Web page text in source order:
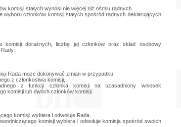
komisji stałych wynosi nie więcej niż ośmiu radnych.
wyboru członków komisji stałych spośród radnych deklarujących
komisji doraźnych, liczbę jej członków oraz skład osobowy
Rada może dokonywać zmian w przypadku:
z członkostwa komisji,
z funkcji członka komisji na uzasadniony wniosek
komisji lub dwóch członków komisji.
komisji wybiera i odwołuje Rada.
komisji wybiera i odwołuje komisja spośród swoich